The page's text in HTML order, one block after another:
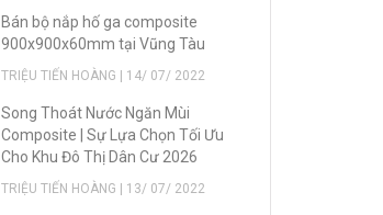
Bán bộ nắp hố ga composite
900x900x60mm tại Vũng Tàu
TRIỆU TIẾN HOÀNG | 14/ 07/ 2022
Song Thoát Nước Ngăn Mùi
Composite | Sự Lựa Chọn Tối Ưu
Cho Khu Đô Thị Dân Cư 2026
TRIỆU TIẾN HOÀNG | 13/ 07/ 2022